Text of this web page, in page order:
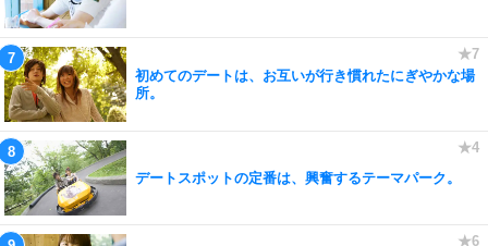
初めてのデートは、お互いが行き慣れたにぎやかな場
所。
デートスポットの定番は、興奮するテーマパーク。